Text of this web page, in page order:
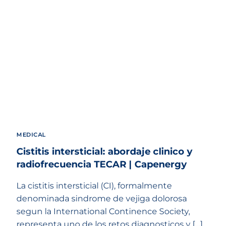
MEDICAL
Cistitis intersticial: abordaje clinico y
radiofrecuencia TECAR | Capenergy
La cistitis intersticial (CI), formalmente
denominada sindrome de vejiga dolorosa
segun la International Continence Society,